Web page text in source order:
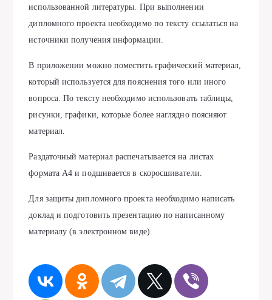
использованной литературы. При выполнении
дипломного проекта необходимо по тексту ссылаться на
источники получения информации.
В приложении можно поместить графический материал,
который используется для пояснения того или иного
вопроса. По тексту необходимо использовать таблицы,
рисунки, графики, которые более наглядно поясняют
материал.
Раздаточный материал распечатывается на листах
формата А4 и подшивается в скоросшиватели.
Для защиты дипломного проекта необходимо написать
доклад и подготовить презентацию по написанному
материалу (в электронном виде).